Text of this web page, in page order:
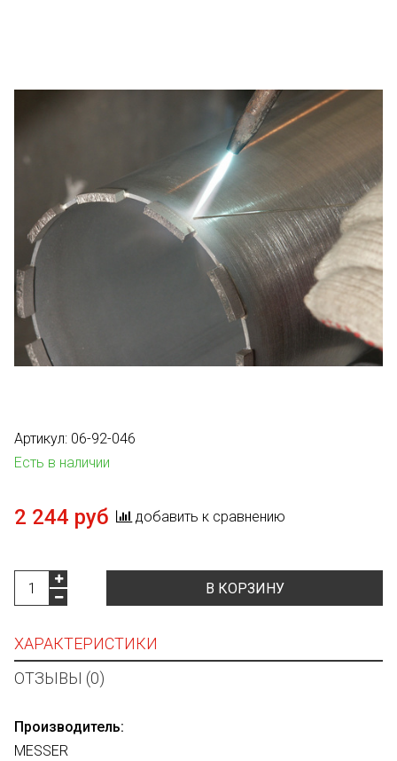
Артикул: 06-92-046
Есть в наличии
2 244 руб добавить к сравнению
В КОРЗИНУ
ХАРАКТЕРИСТИКИ
ОТЗЫВЫ (0)
Производитель:
MESSER